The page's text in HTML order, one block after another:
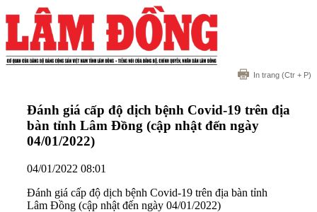
In trang (Ctr + P)
Đánh giá cấp độ dịch bệnh Covid-19 trên địa
bàn tỉnh Lâm Đồng (cập nhật đến ngày
04/01/2022)
04/01/2022 08:01
Đánh giá cấp độ dịch bệnh Covid-19 trên địa bàn tỉnh
Lâm Đồng (cập nhật đến ngày 04/01/2022)